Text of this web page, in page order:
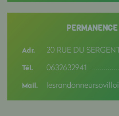
Adr. 20 RUE DU
Tél. 0632632941
Mail.